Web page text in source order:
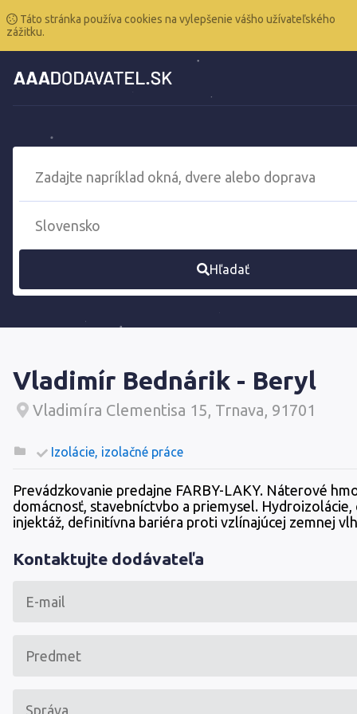
Táto stránka používa cookies na vylepšenie vášho užívateľského
zážitku.
Hľadať
Vladimír Bednárik - Beryl
Vladimíra Clementisa 15, Trnava, 91701
Izolácie, izolačné práce
Prevádzkovanie predajne FARBY-LAKY. Náterové
domácnosť, stavebníctvbo a priemysel. Hydroizolácie,
injektáž, definitívna bariéra proti vzlínajúcej zemnej
Kontaktujte dodávateľa